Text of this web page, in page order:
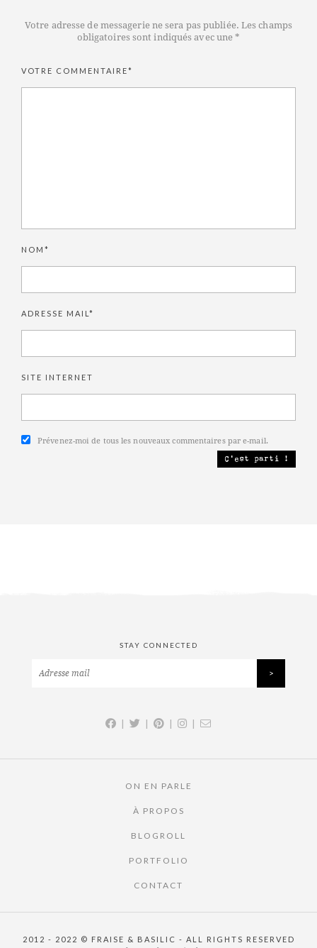
Votre adresse de messagerie ne sera pas publiée. Les champs
obligatoires sont indiqués avec une *
VOTRE COMMENTAIRE*
NOM*
ADRESSE MAIL*
SITE INTERNET
Prévenez-moi de tous les nouveaux commentaires par e-mail.
STAY CONNECTED
| | | |
ON EN PARLE
À PROPOS
BLOGROLL
PORTFOLIO
CONTACT
2012 - 2022 © FRAISE & BASILIC - ALL RIGHTS RESERVED